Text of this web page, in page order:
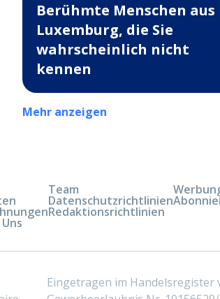
Berühmte Menschen aus
Luxemburg, die Sie
wahrscheinlich nicht
kennen
Mehr anzeigen
Team
Datenschutzrichtlinien
Redaktionsrichtlinien
Eingetragen im